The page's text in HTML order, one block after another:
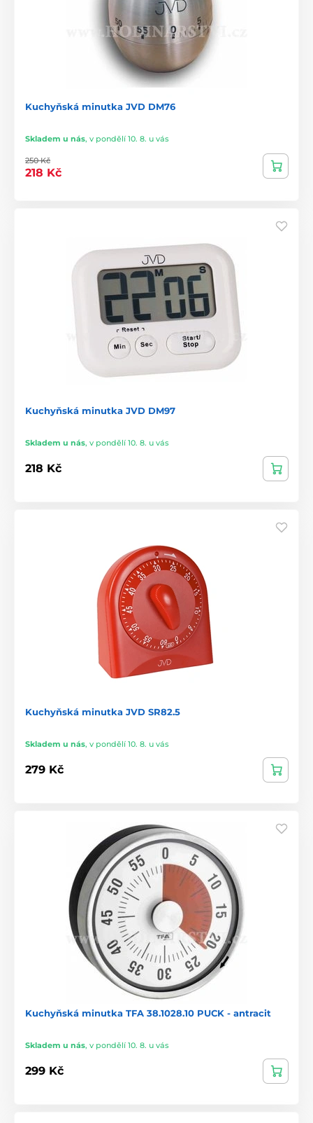
Kuchyňská minutka JVD DM76
Skladem u nás, v pondělí 10. 8. u vás
250 Kč
218 Kč
Kuchyňská minutka JVD DM97
Skladem u nás, v pondělí 10. 8. u vás
218 Kč
Kuchyňská minutka JVD SR82.5
Skladem u nás, v pondělí 10. 8. u vás
279 Kč
Kuchyňská minutka TFA 38.1028.10 PUCK - antracit
Skladem u nás, v pondělí 10. 8. u vás
299 Kč